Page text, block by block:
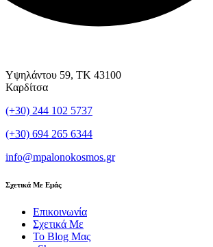
Υψηλάντου 59, ΤΚ 43100
Καρδίτσα
(+30) 244 102 5737
(+30) 694 265 6344
info@mpalonokosmos.gr
Σχετικά Με Εμάς
Επικοινωνία
Σχετικά Με
Το Blog Μας